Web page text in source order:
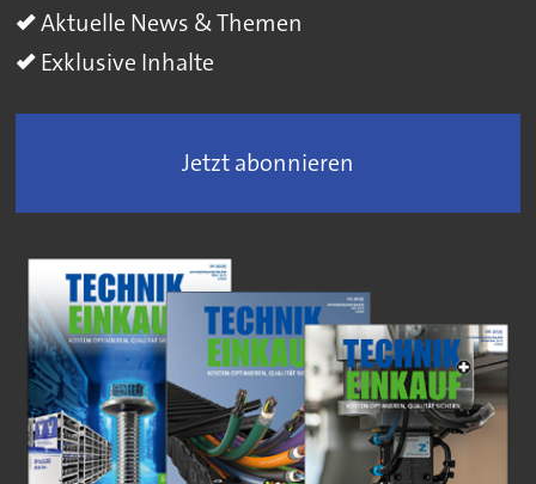
Aktuelle News & Themen
Exklusive Inhalte
Jetzt abonnieren